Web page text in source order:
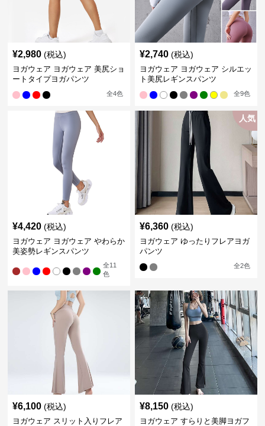
¥2,980 (税込)
ヨガウェア ヨガウェア 美尻ショ
ートタイプヨガパンツ
全4色
¥2,740 (税込)
ヨガウェア ヨガウェア シルエッ
ト美尻レギンスパンツ
全9色
¥4,420 (税込)
ヨガウェア ヨガウェア やわらか
美姿勢レギンスパンツ
全11
色
人気
¥6,360 (税込)
ヨガウェア ゆったりフレアヨガ
パンツ
全2色
¥6,100 (税込)
ヨガウェア スリット入りフレア
¥8,150 (税込)
ヨガウェア すらりと美脚ヨガフ